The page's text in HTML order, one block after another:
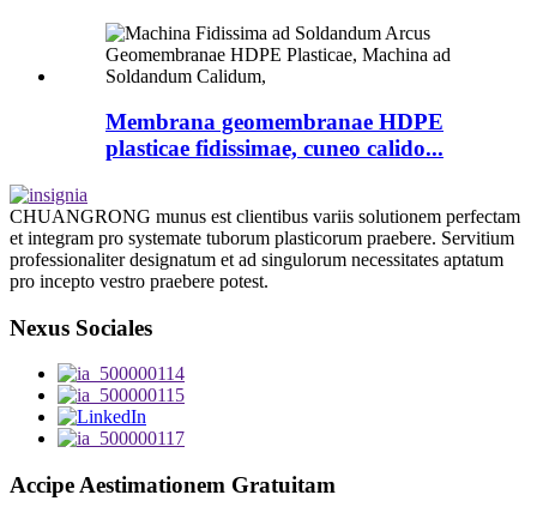
Membrana geomembranae HDPE
plasticae fidissimae, cuneo calido...
CHUANGRONG munus est clientibus variis solutionem perfectam
et integram pro systemate tuborum plasticorum praebere. Servitium
professionaliter designatum et ad singulorum necessitates aptatum
pro incepto vestro praebere potest.
Nexus Sociales
Accipe Aestimationem Gratuitam